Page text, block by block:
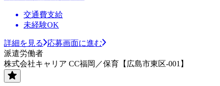
交通費支給
未経験OK
詳細を見る
応募画面に進む
派遣労働者
株式会社キャリア CC福岡／保育【広島市東区-001】